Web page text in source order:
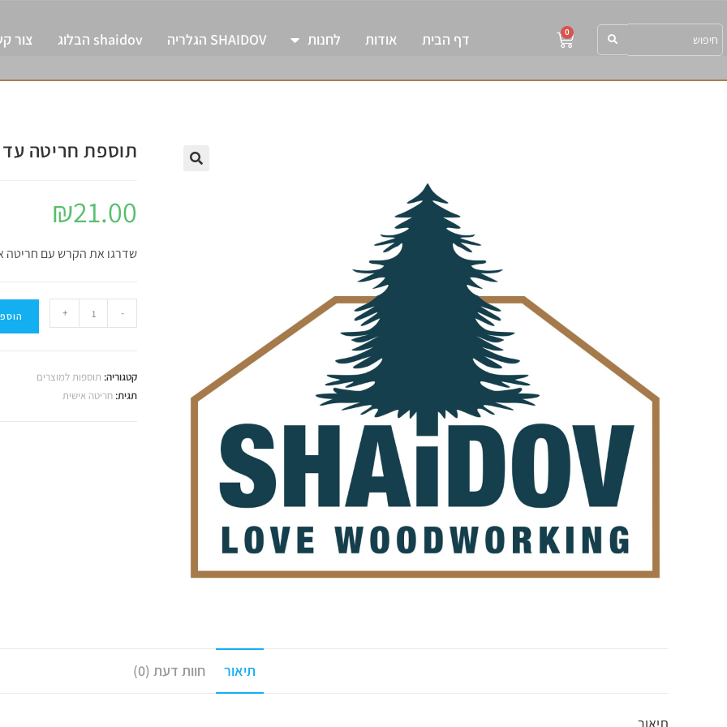
0 דף הבית אודות לחנות SHAIDOV הגלריה shaidov הבלוג צור
תוספת חריטה עד 6 מילים
₪21.00
שדרגו את הקרש עם
-
+
קטגוריה: תוספות למוצרים
תגית: חריטה אישית
תיאור חוות דעת (0)